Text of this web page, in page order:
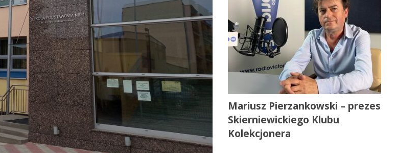
Mariusz Pierzankowski – prezes
Skierniewickiego Klubu
Kolekcjonera